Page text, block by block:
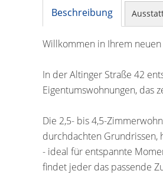
Beschreibung
Willkommen in Ihrem
In der Altinger Straße 42
Eigentumswohnungen, das
Die 2,5- bis 4,5-
durchdachten Grundrissen,
- ideal für entspannte
findet jeder das passende